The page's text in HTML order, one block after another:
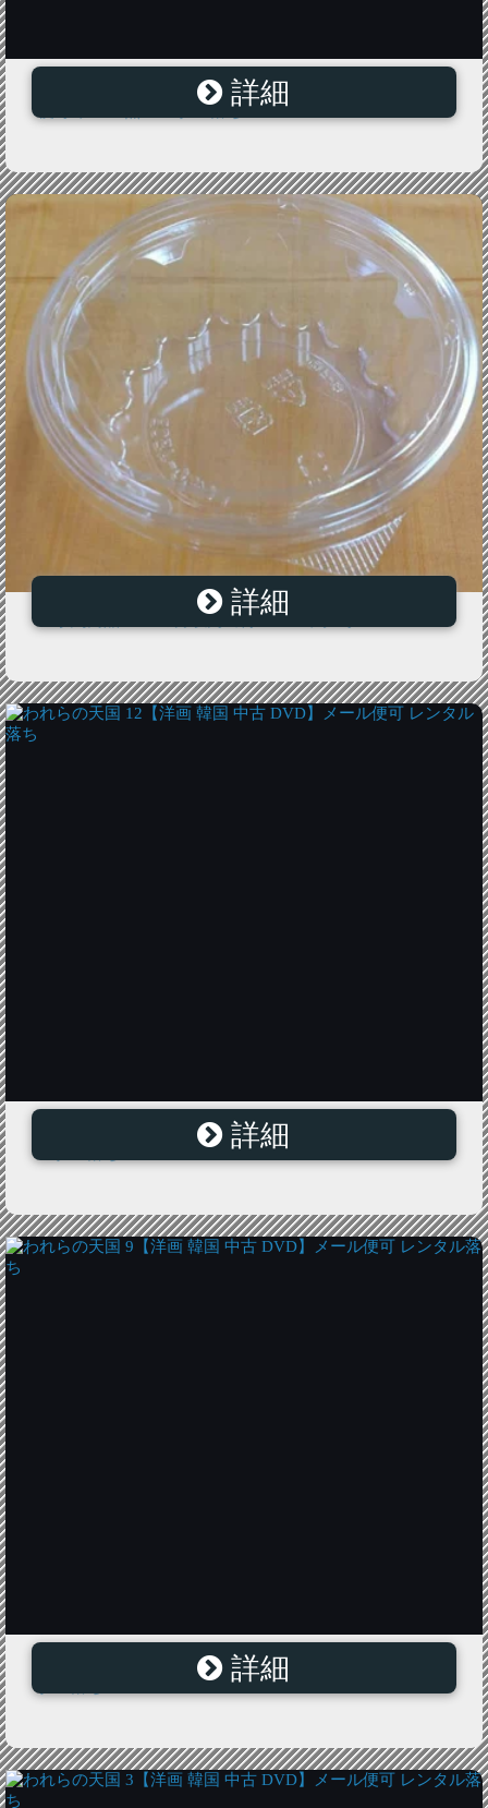
愛してるから 8 字幕のみ【洋画 韓国 中古 DVD】メール
便可 ケース無 レンタル落ち
詳細
≪予約商品 1〜3ヵ月以内出荷！≫パック 小
詳細
われらの天国 12【洋画 韓国 中古 DVD】メール便可 レ
詳細
われらの天国 9【洋画 韓国 中古 DVD】メール便可 レン
詳細